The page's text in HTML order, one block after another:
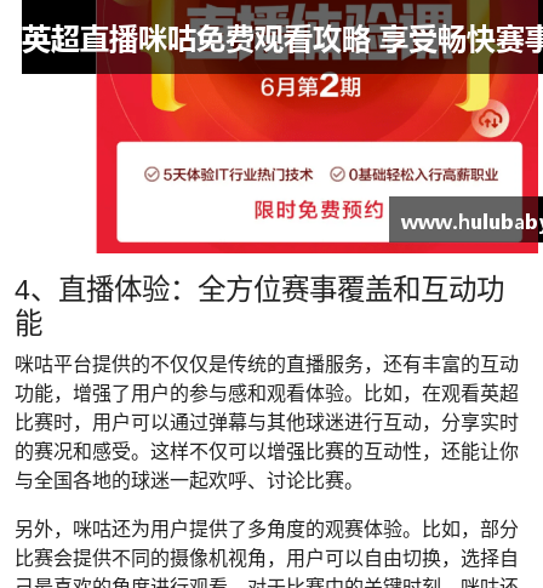
4、直播体验：全方位赛事覆盖和互动功
能
咪咕平台提供的不仅仅是传统的直播服务，还有丰富的互动
功能，增强了用户的参与感和观看体验。比如，在观看英超
比赛时，用户可以通过弹幕与其他球迷进行互动，分享实时
的赛况和感受。这样不仅可以增强比赛的互动性，还能让你
与全国各地的球迷一起欢呼、讨论比赛。
另外，咪咕还为用户提供了多角度的观赛体验。比如，部分
比赛会提供不同的摄像机视角，用户可以自由切换，选择自